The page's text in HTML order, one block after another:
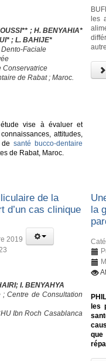
; H. BENYAHIA*
; L. BAHIJE*
Dento-Faciale
Conservatrice
de Rabat ; Maroc.
vise à évaluer et
attitudes,
santé bucco-dentaire
de Rabat, Maroc.
les
de la
d’un cas clinique
2019
I. BENYAHYA
Centre de Consultation
Ibn Roch Casablanca
la
les